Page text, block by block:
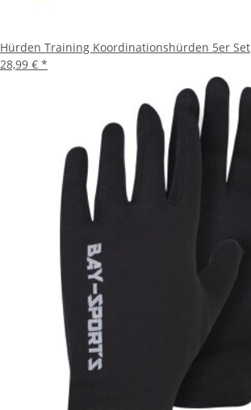
Hürden Training Koordinationshürden 5er Set
28,99 € *